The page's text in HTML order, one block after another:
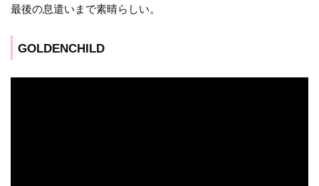
最後の息遣いまで素晴らしい。
GOLDENCHILD